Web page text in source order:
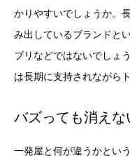
かりやすいでしょうか。
み出しているブランドと
ブリなどではないでしょ
は長期に支持されながら
バズっても消えな
一発屋と何が違うかとい